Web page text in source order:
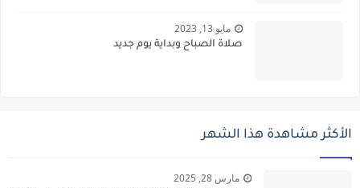
مايو 13, 2023
صلاة الصباح وبداية يوم جديد
الأكثر مشاهدة هذا الشهر
مارس 28, 2025